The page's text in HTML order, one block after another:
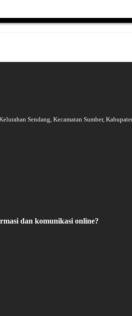
Sendang, Kecamatan Sumber,
dan komunikasi online?